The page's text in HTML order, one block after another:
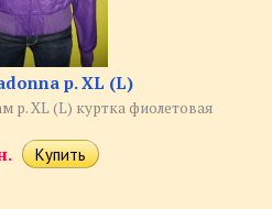
р. XL (L)
р. XL (L) куртка фиолетовая